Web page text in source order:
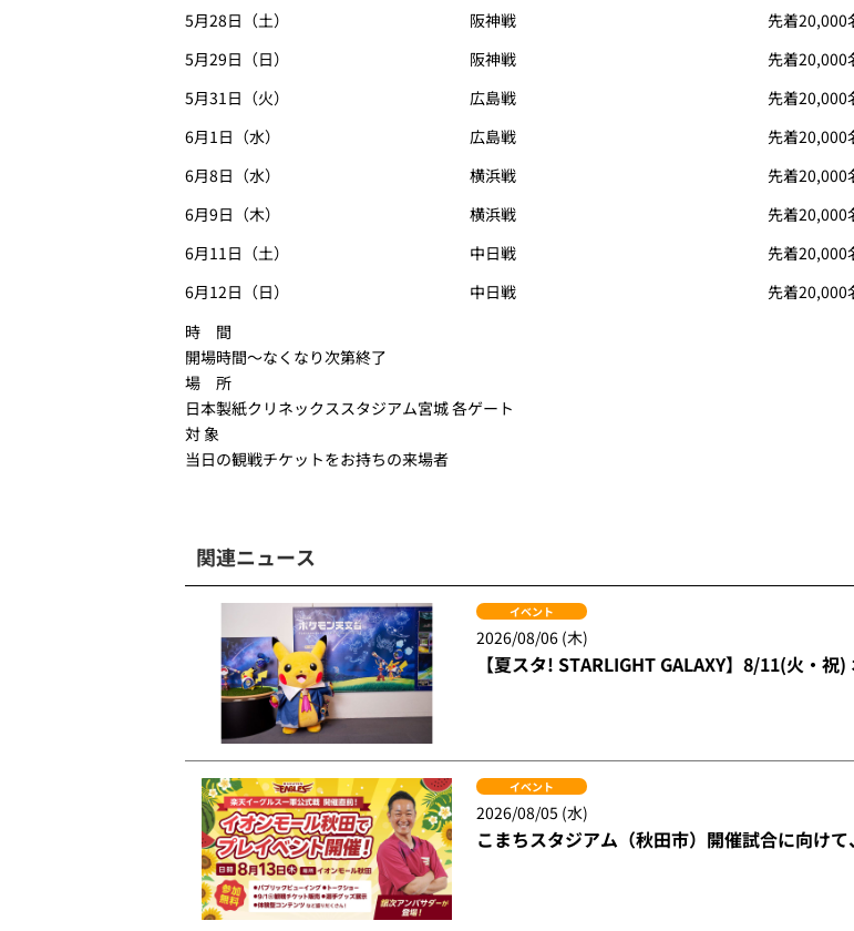
5月28日（土）
阪神戦
先着20,000
5月29日（日）
阪神戦
先着20,000
5月31日（火）
広島戦
先着20,000
6月1日（水）
広島戦
先着20,000
6月8日（水）
横浜戦
先着20,000
6月9日（木）
横浜戦
先着20,000
6月11日（土）
中日戦
先着20,000
6月12日（日）
中日戦
先着20,000
時 間
開場時間～なくなり次第終了
場 所
日本製紙クリネックススタジアム宮城 各ゲート
対 象
当日の観戦チケットをお持ちの来場者
関連ニュース
イベント
2026/08/06 (木)
【夏スタ! STARLIGHT GALAXY】8/11(火・
イベント
2026/08/05 (水)
こまちスタジアム（秋田市）開催試合に向け